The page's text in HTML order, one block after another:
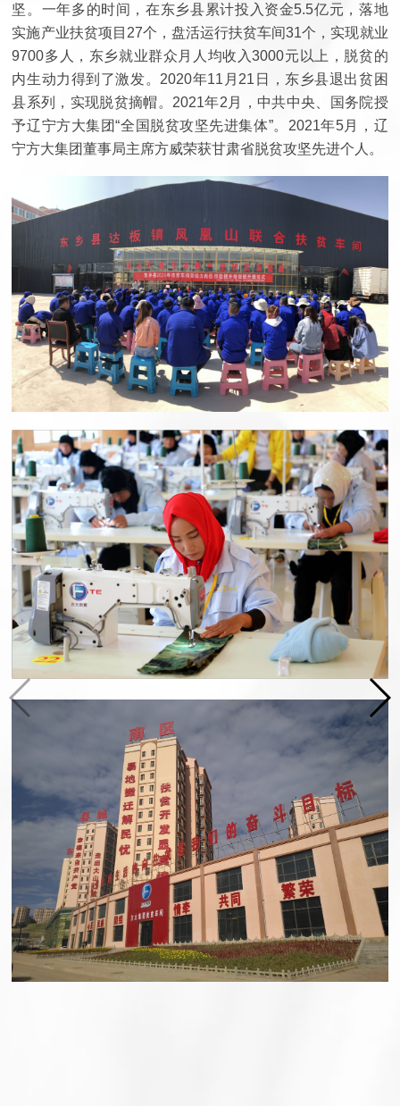
坚。一年多的时间，在东乡县累计投入资金5.5亿元，落地
实施产业扶贫项目27个，盘活运行扶贫车间31个，实现就业
9700多人，东乡就业群众月人均收入3000元以上，脱贫的
内生动力得到了激发。2020年11月21日，东乡县退出贫困
县系列，实现脱贫摘帽。2021年2月，中共中央、国务院授
予辽宁方大集团“全国脱贫攻坚先进集体”。2021年5月，辽
宁方大集团董事局主席方威荣获甘肃省脱贫攻坚先进个人。